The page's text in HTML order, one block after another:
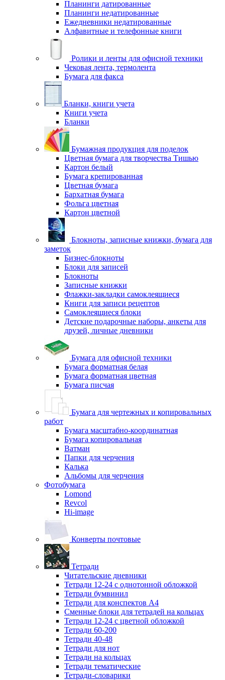
Планинги датированные
Планинги недатированные
Ежедневники недатированные
Алфавитные и телефонные книги
Ролики и ленты для офисной техники
Чековая лента, термолента
Бумага для факса
Бланки, книги учета
Книги учета
Бланки
Бумажная продукция для поделок
Цветная бумага для творчества Тишью
Картон белый
Бумага крепированная
Цветная бумага
Бархатная бумага
Фольга цветная
Картон цветной
Блокноты, записные книжки, бумага для
заметок
Бизнес-блокноты
Блоки для записей
Блокноты
Записные книжки
Флажки-закладки самоклеящиеся
Книги для записи рецептов
Самоклеящиеся блоки
Детские подарочные наборы, анкеты для
друзей, личные дневники
Бумага для офисной техники
Бумага форматная белая
Бумага форматная цветная
Бумага писчая
Бумага для чертежных и копировальных
работ
Бумага масштабно-координатная
Бумага копировальная
Ватман
Папки для черчения
Калька
Альбомы для черчения
Фотобумага
Lomond
Revcol
Hi-image
Конверты почтовые
Тетради
Читательские дневники
Тетради 12-24 с однотонной обложкой
Тетради бумвинил
Тетради для конспектов А4
Сменные блоки для тетрадей на кольцах
Тетради 12-24 с цветной обложкой
Тетради 60-200
Тетради 40-48
Тетради для нот
Тетради на кольцах
Тетради тематические
Тетради-словарики